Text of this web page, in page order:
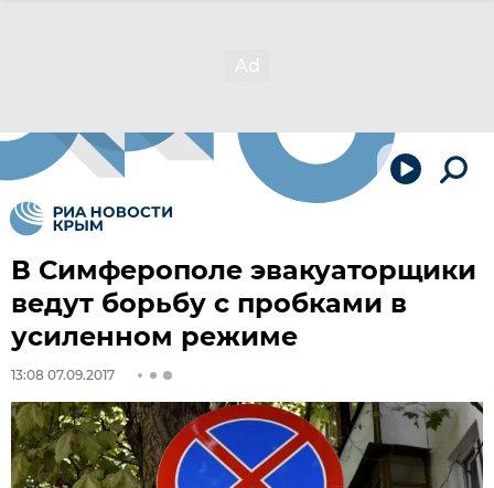
В Симферополе эвакуаторщики
ведут борьбу с пробками в
усиленном режиме
13:08 07.09.2017